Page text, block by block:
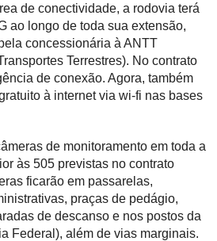
de conectividade, a rodovia terá
ao longo de toda sua extensão,
concessionária à ANTT
Terrestres). No contrato
de conexão. Agora, também
à internet via wi-fi nas bases
de monitoramento em toda a
às 505 previstas no contrato
ficarão em passarelas,
praças de pedágio,
de descanso e nos postos da
Federal), além de vias marginais.